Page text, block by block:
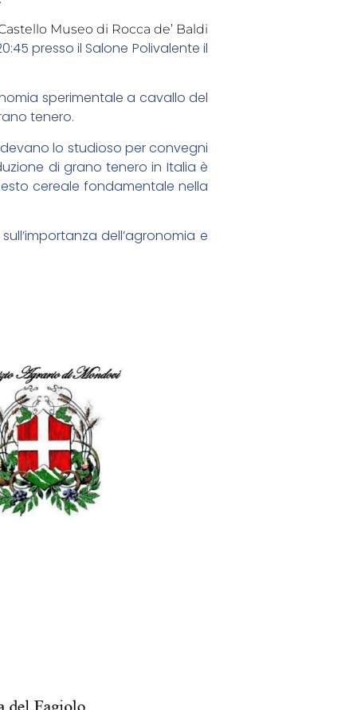
Museo di Rocca de’ Baldi
presso il Salone Polivalente il
sperimentale a cavallo del
tenero.
lo studioso per convegni
di grano tenero in Italia è
cereale fondamentale nella
dell’agronomia e